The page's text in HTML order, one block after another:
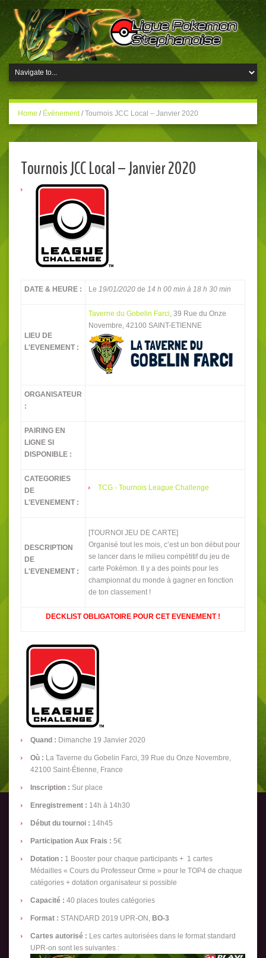
Home / Évènement / Tournois JCC Local – Janvier 2020
Tournois JCC Local – Janvier 2020
DATE & HEURE : Le 19/01/2020 de 14 h 00 min à 18 h 30 min
LIEU DE
L'EVENEMENT :
Taverne du Gobelin Farci, 39 Rue du Onze
Novembre, 42100 SAINT-ETIENNE
ORGANISATEUR
:
PAIRING EN
LIGNE SI
DISPONIBLE :
CATEGORIES
DE
L'EVENEMENT :
TCG - Tournois League Challenge
DESCRIPTION
DE
L'EVENEMENT :
[TOURNOI JEU DE CARTE]
Organisé tout les mois, c’est un bon début pour
se lancer dans le milieu compétitif du jeu de
carte Pokémon. Il y a des points pour les
championnat du monde à gagner en fonction
de ton classement !
DECKLIST OBLIGATOIRE POUR CET EVENEMENT !
Quand : Dimanche 19 Janvier 2020
Où : La Taverne du Gobelin Farci, 39 Rue du Onze Novembre,
42100 Saint-Étienne, France
Inscription : Sur place
Enregistrement : 14h à 14h30
Début du tournoi : 14h45
Participation Aux Frais : 5€
Dotation : 1 Booster pour chaque participants + 1 cartes
Médailles « Cours du Professeur Orme » pour le TOP4 de chaque
catégories + dotation organisateur si possible
Capacité : 40 places toutes catégories
Format : STANDARD 2019 UPR-ON, BO-3
Cartes autorisé : Les cartes autorisées dans le format standard
UPR-on sont les suivantes :